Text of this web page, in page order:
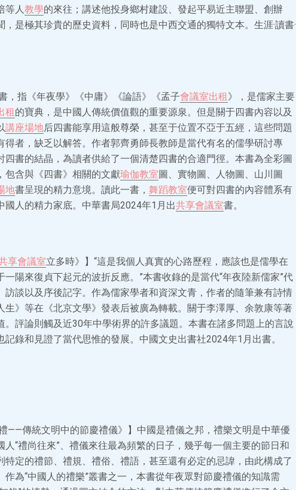
等人教學的來往；講述他投身鄉村建設、發起平易近主聯盟、創辦
，是極其珍貴的歷史資料，同時也是中西交通的獨特文本。生涯·讀書·
，指《年夜學》《中庸》《論語》《孟子會議室出租》，是儒家主要
租的寶典，是中國人傳統價值觀的重要源泉。但是關于四書內容以及
講座場地后四書能享用這般尊榮，甚至于位置不亞于五經，這些問題
得者，缺乏以解答。作者郭齊勇師長教師是當代有名的儒學研討專
四書的結晶，為讀者供給了一個清楚四書的合適門徑。本書為全彩圖
包含與《四書》相關的文獻瑜伽教室圖、實物圖、人物圖、山川圖
地書呈現的精力意境。讀此一書， 舞蹈教室便可對四書的內容體系有
國人的精力家底。中華書局2024年1月出共享會議室書。
享會議室立多時》】“這是我個人真實的心路歷程，應該也是儒學在
陽來復貞下起元的波折反應。”本書收錄的是當代“年夜陸新儒家”代
訪談以及序後記字。作為儒家學者和資深文青，作者的隨筆兼有詩情
生》等在《北京文學》發表后被廣為轉載。關于李澤厚、余敦康等著
。評論則觸及近30年中學術界的許多議題。本書在諸多問題上的言說
錄和見證了當代思惟的發展。中國文史出書社2024年1月出書。
——傳統文明中的節慶禮儀》】中國是禮儀之邦，禮樂文明是中華優
“禮尚往來”、禮儀來往最為頻繁的日子，幾乎每一個主要的節日和
特定的禮節、禮規、禮俗、禮語，甚至還有必定的忌諱，由此構成了
為“中國人的禮樂”叢書之一，本書從年夜眾對節慶禮儀的知識需